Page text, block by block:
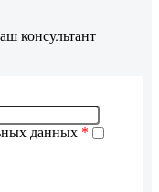
консультант
данных *